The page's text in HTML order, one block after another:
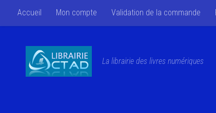
Skip to content
Accueil Mon compte Validation de la commande
La librairie des livres numériques